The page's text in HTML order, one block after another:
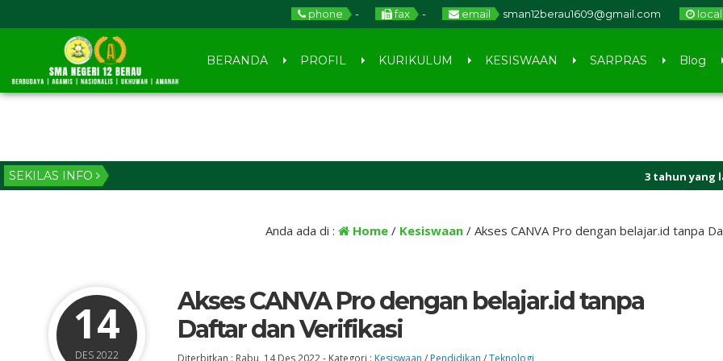
phone - fax - email sman12berau1609@gmail.com local
BERANDA PROFIL KURIKULUM KESISWAAN SARPRAS Blog
SEKILAS INFO 3 tahun yang lalu/ Sekolah
Anda ada di : Home/ Kesiswaan/ Akses CANVA Pro dengan belajar.id tanpa
14
DES 2022
Akses CANVA Pro dengan belajar.id tanpa
Daftar dan Verifikasi
Diterbitkan : Rabu, 14 Des 2022- Kategori : Kesiswaan / Pendidikan /Teknologi